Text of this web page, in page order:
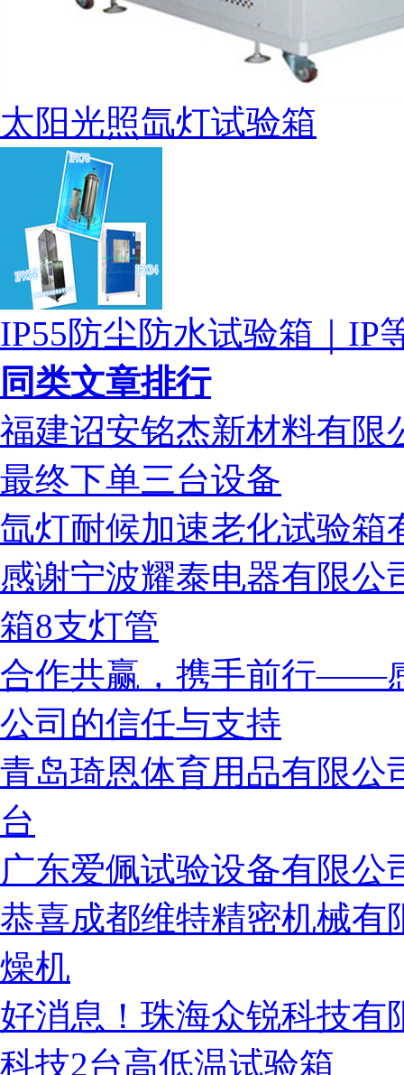
太阳光照氙灯试验箱
IP55防尘防水试验箱｜IP
同类文章排行
福建诏安铭杰新材料有限
最终下单三台设备
氙灯耐候加速老化试验箱
感谢宁波耀泰电器有限公
箱8支灯管
合作共赢，携手前行——
公司的信任与支持
青岛琦恩体育用品有限公
台
广东爱佩试验设备有限公
恭喜成都维特精密机械有
燥机
好消息！珠海众锐科技有
科技2台高低温试验箱